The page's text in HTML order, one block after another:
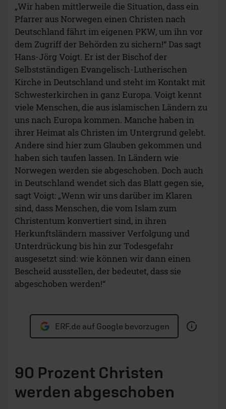
„Wir haben mittlerweile die Situation, dass ein
Pfarrer aus Norwegen einen Christen nach
Deutschland fährt im eigenen PKW, um ihn vor
dem Zugriff der Behörden zu sichern!“ Das sagt
Hans-Jörg Voigt. Er ist der Bischof der
Selbstständigen Evangelisch-Lutherischen
Kirche in Deutschland und steht im Kontakt mit
Schwesterkirchen in ganz Europa. Voigt kennt
viele Menschen, die aus islamischen Ländern zu
uns nach Europa kommen. Manche haben in
ihrer Heimat als Christen im Untergrund gelebt.
Andere sind hier zum Glauben gekommen und
haben sich taufen lassen. In Ländern wie
Norwegen werden sie abgeschoben. Doch auch
in Deutschland wendet sich das Blatt gegen sie,
sagt Voigt: „Wenn wir uns darüber im Klaren
sind, dass Menschen, die vom Islam zum
Christentum konvertiert sind, in ihren
Herkunftsländern massiver Verfolgung und
Unterdrückung bis hin zur Todesgefahr
ausgesetzt sind: wie können wir dann einen
Bescheid ausstellen, der bedeutet, dass sie
abgeschoben werden!“
ERF.de auf Google bevorzugen
90 Prozent Christen
werden abgeschoben